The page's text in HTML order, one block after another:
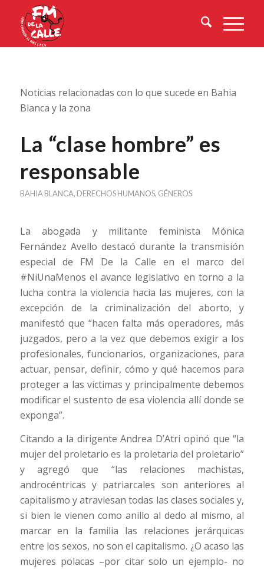
Noticias relacionadas con lo que sucede en Bahia
Blanca y la zona
La “clase hombre” es
responsable
BAHIA BLANCA, DERECHOS HUMANOS, GÉNEROS
La abogada y militante feminista Mónica
Fernández Avello destacó durante la transmisión
especial de FM De la Calle en el marco del
#NiUnaMenos el avance legislativo en torno a la
lucha contra la violencia hacia las mujeres, con la
excepción de la criminalización del aborto, y
manifestó que “hacen falta más operadores, más
juzgados, pero a la vez que debemos exigir a los
profesionales, funcionarios, organizaciones, para
actuar, pensar, definir, cómo y qué hacemos para
proteger a las víctimas y principalmente debemos
modificar el sustento de esa violencia allí donde se
exponga”.
Citando a la dirigente Andrea D’Atri opinó que “la
mujer del proletario es la proletaria del proletario”
y agregó que “las relaciones machistas,
androcéntricas y patriarcales son anteriores al
capitalismo y atraviesan todas las clases sociales y,
si bien le vienen como anillo al dedo al mismo, al
marcar en la familia las relaciones jerárquicas
entre los sexos, no son el capitalismo. ¿O acaso las
mujeres polacas –por citar solo un ejemplo- no